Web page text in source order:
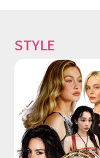
STYLE